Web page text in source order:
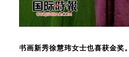
书画新秀徐慧玮女士也喜获金奖。